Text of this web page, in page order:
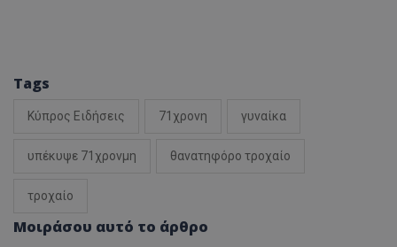
Tags
Κύπρος Ειδήσεις 71χρονη γυναίκα
υπέκυψε 71χρονμη θανατηφόρο τροχαίο
τροχαίο
Μοιράσου αυτό το άρθρο